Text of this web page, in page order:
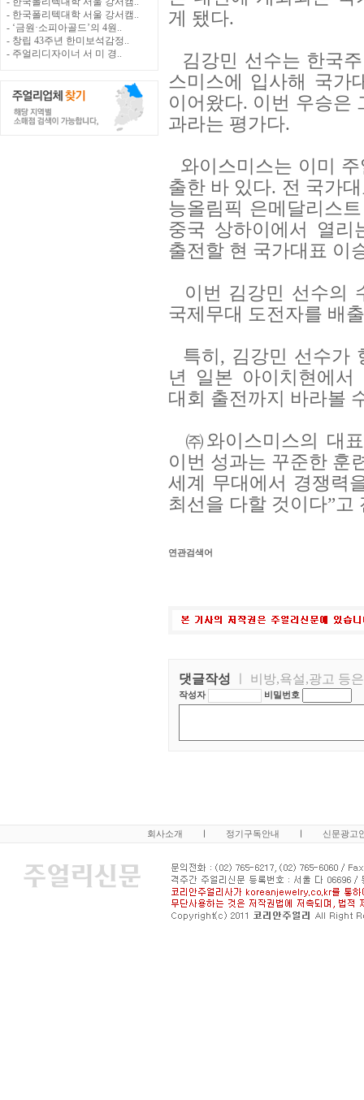
- 한국폴리텍대학 서울 강서캠..
- ‘금원·소피아골드’의 4원..
- 창립 43주년 한미보석감정..
- 주얼리디자이너 서 미 경..
게 됐다.
김강민 선수는 한국
스미스에 입사해 국가
이어왔다. 이번 우승은
과라는 평가다.
와이스미스는 이미
출한 바 있다. 전 국가
능올림픽 은메달리스
중국 상하이에서 열리
출전할 현 국가대표 이
이번 김강민 선수의
국제무대 도전자를 배
특히, 김강민 선수가
년 일본 아이치현에서
대회 출전까지 바라볼
㈜와이스미스의 대
이번 성과는 꾸준한 훈
세계 무대에서 경쟁력
최선을 다할 것이다”고
연관검색어
댓글작성 ㅣ 비방,욕설,광고 등
작성자 비밀번호
회사소개 ㅣ 정기구독안내 ㅣ 신문광고